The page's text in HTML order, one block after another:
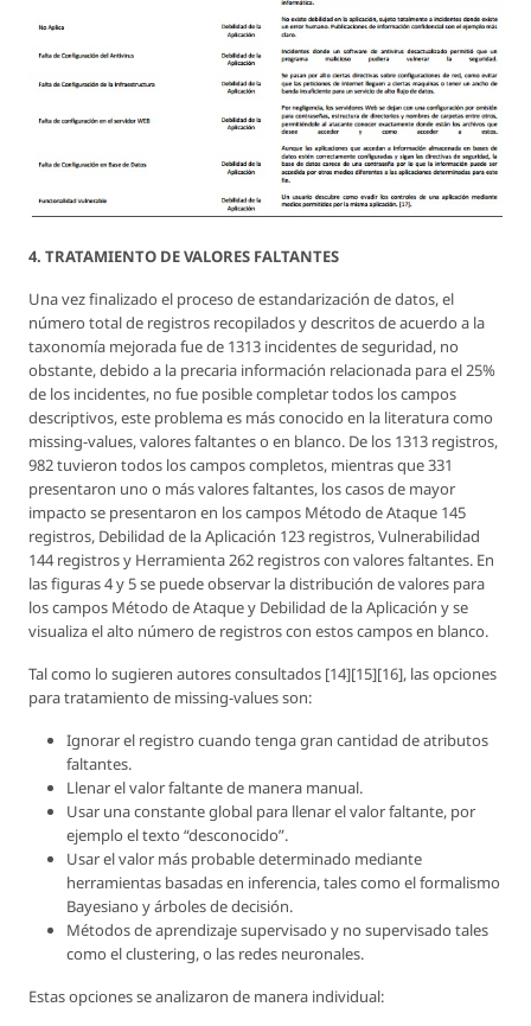
4. TRATAMIENTO DE VALORES FALTANTES
Una vez finalizado el proceso de estandarización de datos, el
número total de registros recopilados y descritos de acuerdo a la
taxonomía mejorada fue de 1313 incidentes de seguridad, no
obstante, debido a la precaria información relacionada para el 25%
de los incidentes, no fue posible completar todos los campos
descriptivos, este problema es más conocido en la literatura como
missing-values, valores faltantes o en blanco. De los 1313 registros,
982 tuvieron todos los campos completos, mientras que 331
presentaron uno o más valores faltantes, los casos de mayor
impacto se presentaron en los campos Método de Ataque 145
registros, Debilidad de la Aplicación 123 registros, Vulnerabilidad
144 registros y Herramienta 262 registros con valores faltantes. En
las figuras 4 y 5 se puede observar la distribución de valores para
los campos Método de Ataque y Debilidad de la Aplicación y se
visualiza el alto número de registros con estos campos en blanco.
Tal como lo sugieren autores consultados [14][15][16], las opciones
para tratamiento de missing-values son:
Ignorar el registro cuando tenga gran cantidad de atributos
faltantes.
Llenar el valor faltante de manera manual.
Usar una constante global para llenar el valor faltante, por
ejemplo el texto “desconocido”.
Usar el valor más probable determinado mediante
herramientas basadas en inferencia, tales como el formalismo
Bayesiano y árboles de decisión.
Métodos de aprendizaje supervisado y no supervisado tales
como el clustering, o las redes neuronales.
Estas opciones se analizaron de manera individual: